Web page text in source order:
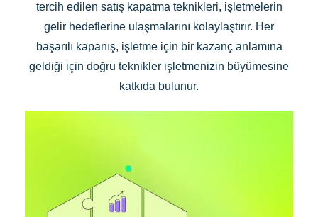
tercih edilen satış kapatma teknikleri, işletmelerin
gelir hedeflerine ulaşmalarını kolaylaştırır. Her
başarılı kapanış, işletme için bir kazanç anlamına
geldiği için doğru teknikler işletmenizin büyümesine
katkıda bulunur.